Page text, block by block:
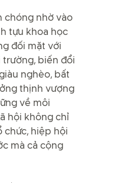
chóng nhờ vào
tựu khoa học
đối mặt với
trường, biến đổi
nghèo, bất
thịnh vượng
về môi
hội không chỉ
chức, hiệp hội
mà cả cộng